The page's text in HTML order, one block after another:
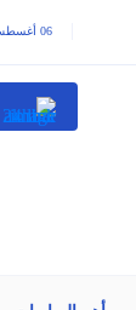
06 أغسطس 2026